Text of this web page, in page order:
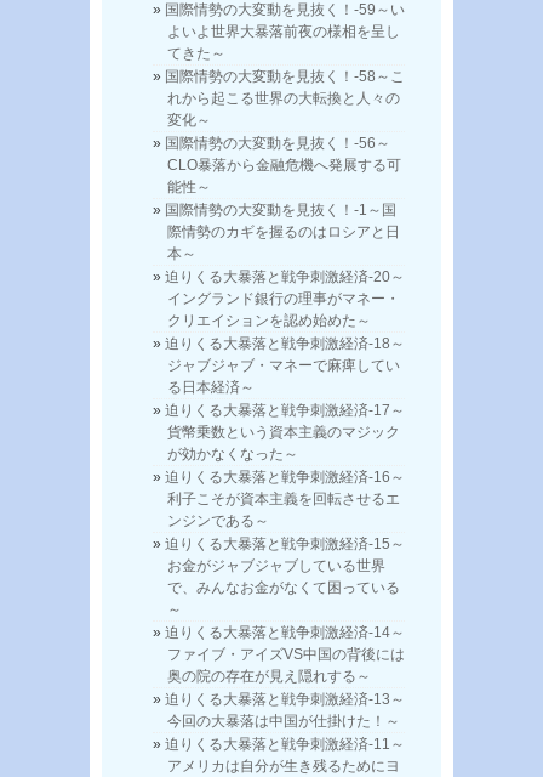
国際情勢の大変動を見抜く！-59～い
よいよ世界大暴落前夜の様相を呈し
てきた～
国際情勢の大変動を見抜く！-58～こ
れから起こる世界の大転換と人々の
変化～
国際情勢の大変動を見抜く！-56～
CLO暴落から金融危機へ発展する可
能性～
国際情勢の大変動を見抜く！-1～国
際情勢のカギを握るのはロシアと日
本～
迫りくる大暴落と戦争刺激経済-20～
イングランド銀行の理事がマネー・
クリエイションを認め始めた～
迫りくる大暴落と戦争刺激経済-18～
ジャブジャブ・マネーで麻痺してい
る日本経済～
迫りくる大暴落と戦争刺激経済-17～
貨幣乗数という資本主義のマジック
が効かなくなった～
迫りくる大暴落と戦争刺激経済-16～
利子こそが資本主義を回転させるエ
ンジンである～
迫りくる大暴落と戦争刺激経済-15～
お金がジャブジャブしている世界
で、みんなお金がなくて困っている
～
迫りくる大暴落と戦争刺激経済-14～
ファイブ・アイズVS中国の背後には
奥の院の存在が見え隠れする～
迫りくる大暴落と戦争刺激経済-13～
今回の大暴落は中国が仕掛けた！～
迫りくる大暴落と戦争刺激経済-11～
アメリカは自分が生き残るためにヨ